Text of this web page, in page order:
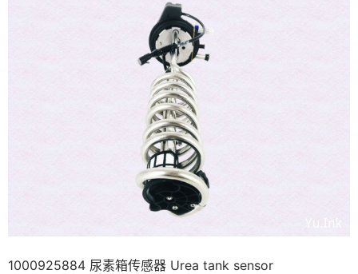
1000925884 尿素箱传感器 Urea tank sensor